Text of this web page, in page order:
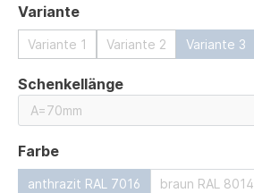
Varianteauswählen
Variante 1 Variante 2 Variante 3
Schenkellängeauswählen
Farbeauswählen
anthrazit RAL 7016 braun RAL 8014